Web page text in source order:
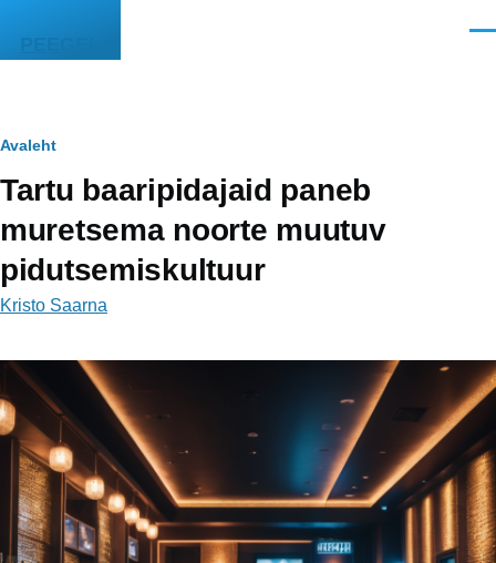
PEEGEL
Leivapuru
Avaleht
Tartu baaripidajaid paneb
muretsema noorte muutuv
pidutsemiskultuur
Kristo Saarna
Image